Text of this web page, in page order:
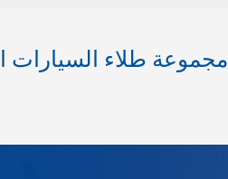
مجموعة طلاء السيارات